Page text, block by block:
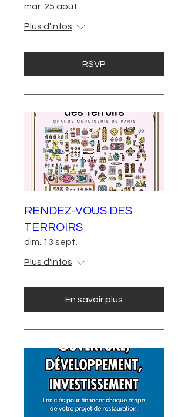
mar. 25 août
Plus d'infos
RSVP
RENDEZ-VOUS DES
TERROIRS
dim. 13 sept.
Plus d'infos
En savoir plus